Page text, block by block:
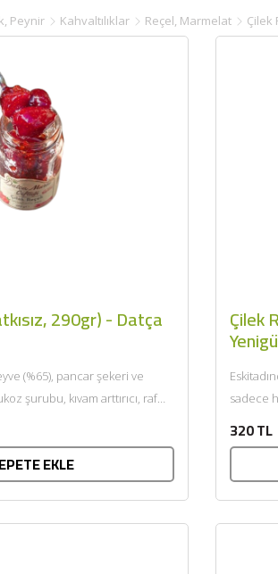
Peynir Kahvaltılıklar Reçel, Marmelat Çilek
290gr) - Datça
(%65), pancar şekeri ve
şurubu, kıvam arttırıcı, raf
EKLE
Çilek
sadece
320 TL